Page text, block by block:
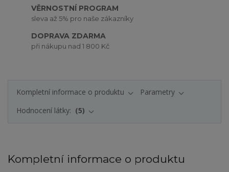
VĚRNOSTNÍ PROGRAM
sleva až 5% pro naše zákazníky
DOPRAVA ZDARMA
při nákupu nad 1 800 Kč
Kompletní informace o produktu
Parametry
Hodnocení látky:
5
Kompletní informace o produktu